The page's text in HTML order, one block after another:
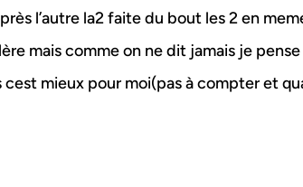
l’autre la2 faite du bout les 2 en
mais comme on ne dit jamais je
cest mieux pour moi(pas à compter et